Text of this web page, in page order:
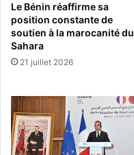
Le Bénin réaffirme sa
position constante de
soutien à la marocanité du
Sahara
21 juillet 2026